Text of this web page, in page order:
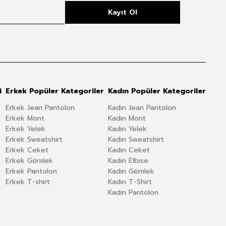
Kayıt Ol
Erkek Popüler Kategoriler
Erkek Jean Pantolon
Erkek Mont
Erkek Yelek
Erkek Sweatshirt
Erkek Ceket
Erkek Gömlek
Erkek Pantolon
Erkek T-shirt
Kadın Popüler Kategoriler
Kadın Jean Pantolon
Kadın Mont
Kadın Yelek
Kadın Sweatshirt
Kadın Ceket
Kadın Elbise
Kadın Gömlek
Kadın T-Shirt
Kadın Pantolon